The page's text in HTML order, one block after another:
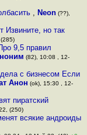
, Neon (??),
Извините, но так
9,5 правил
(82), 10:08 , 12-
с бизнесом Если
Анон (ok), 15:30 , 12-
пиратский
(250)
всякие андроиды